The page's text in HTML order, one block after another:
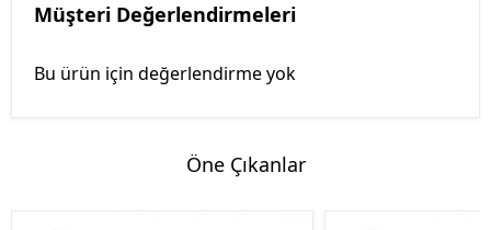
Müşteri Değerlendirmeleri
Bu ürün için değerlendirme yok
Öne Çıkanlar